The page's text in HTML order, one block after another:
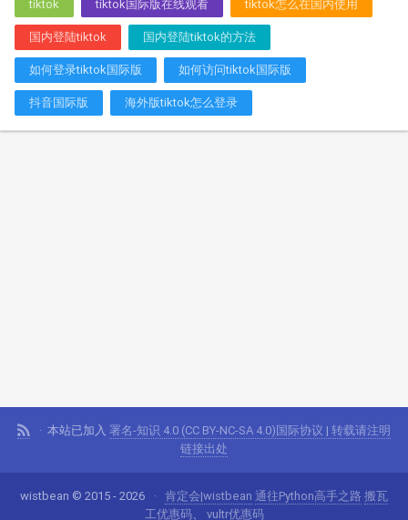
tiktok tiktok国际版在线观看 tiktok怎么在国内使用
国内登陆tiktok 国内登陆tiktok的方法
如何登录tiktok国际版 如何访问tiktok国际版
抖音国际版 海外版tiktok怎么登录
本站已加入 署名-知识 4.0 (CC BY-NC-SA 4.0)国际协议 | 转载请注明
链接出处
wistbean © 2015 - 2026 肯定会|wistbean 通往Python高手之路 搬瓦
工优惠码、 vultr优惠码